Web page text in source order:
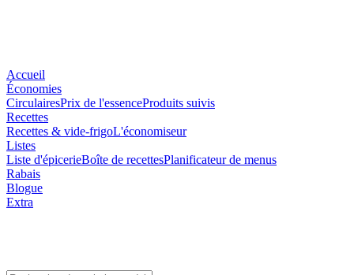
Accueil
Économies
CirculairesPrix de l'essenceProduits suivis
Recettes
Recettes & vide-frigoL'économiseur
Listes
Liste d'épicerieBoîte de recettesPlanificateur de menus
Rabais
Blogue
Extra